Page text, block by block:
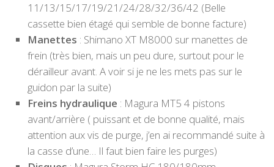
11/13/15/17/19/21/24/28/32/36/42 (Belle
cassette bien étagé qui semble de bonne facture)
Manettes : Shimano XT M8000 sur manettes de
frein (très bien, mais un peu dure, surtout pour le
dérailleur avant. A voir si je ne les mets pas sur le
guidon par la suite)
Freins hydraulique : Magura MT5 4 pistons
avant/arrière ( puissant et de bonne qualité, mais
attention aux vis de purge, j’en ai recommandé suite à
la casse d’une… Il faut bien faire les purges)